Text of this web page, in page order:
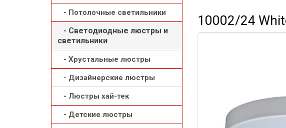
- Потолочные светильники
- Светодиодные люстры и
светильники
- Хрустальные люстры
- Дизайнерские люстры
- Люстры хай-тек
- Детские люстры
10002/24